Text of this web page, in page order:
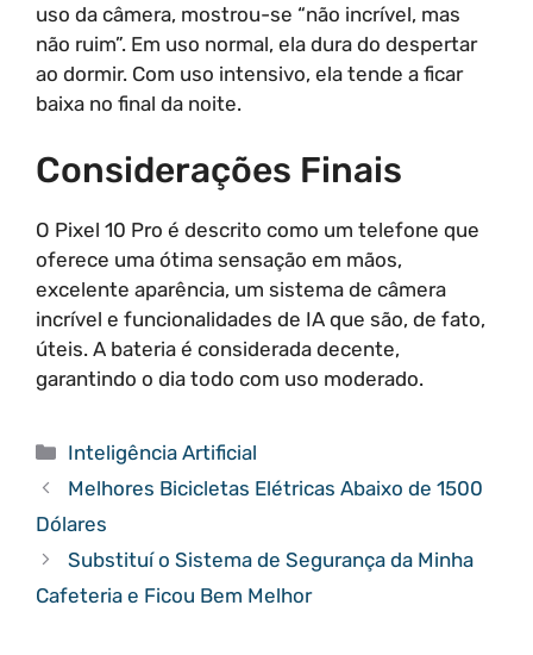
uso da câmera, mostrou-se “não incrível, mas
não ruim”. Em uso normal, ela dura do despertar
ao dormir. Com uso intensivo, ela tende a ficar
baixa no final da noite.
Considerações Finais
O Pixel 10 Pro é descrito como um telefone que
oferece uma ótima sensação em mãos,
excelente aparência, um sistema de câmera
incrível e funcionalidades de IA que são, de fato,
úteis. A bateria é considerada decente,
garantindo o dia todo com uso moderado.
Categorias
Inteligência Artificial
Melhores Bicicletas Elétricas Abaixo de 1500
Dólares
Substituí o Sistema de Segurança da Minha
Cafeteria e Ficou Bem Melhor